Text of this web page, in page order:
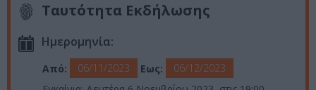
Ταυτότητα Εκδήλωσης
Ημερομηνία:
Από: 06/11/2023 Εως:
06/12/2023